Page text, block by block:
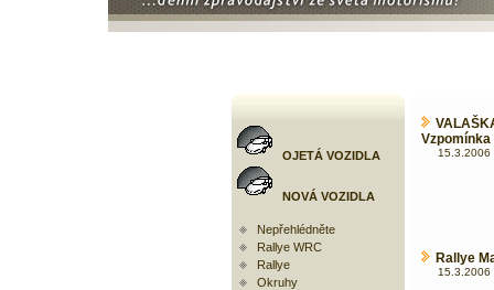
OJETÁ VOZIDLA
NOVÁ VOZIDLA
Nepřehlédněte
Rallye WRC
Rallye
Okruhy
15.3.2006
Rallye
15.3.2006